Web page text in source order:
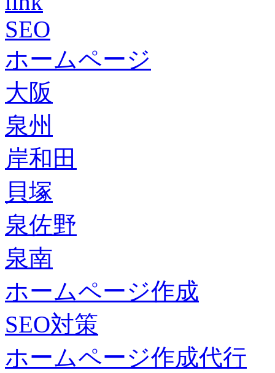
SEO
ホームページ
大阪
泉州
岸和田
貝塚
泉佐野
泉南
ホームページ作成
SEO対策
ホームページ作成代行